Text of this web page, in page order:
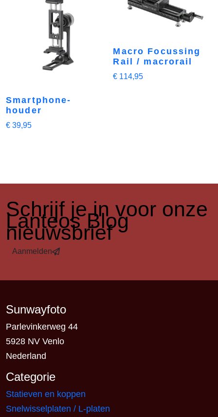
Smartphone-
houder
€ 39,95
Macro Focussing
Rail / macrorail
€ 114,95
​Schrijf je in voor onze
Lanteos Blog
nieuwsbrief
Aanmelden
Sunwayfoto
Parlevinkerweg 44
5928 NV Venlo
Nederland
Categorie
Statieven en koppen
Snelwisselplaten / L-platen